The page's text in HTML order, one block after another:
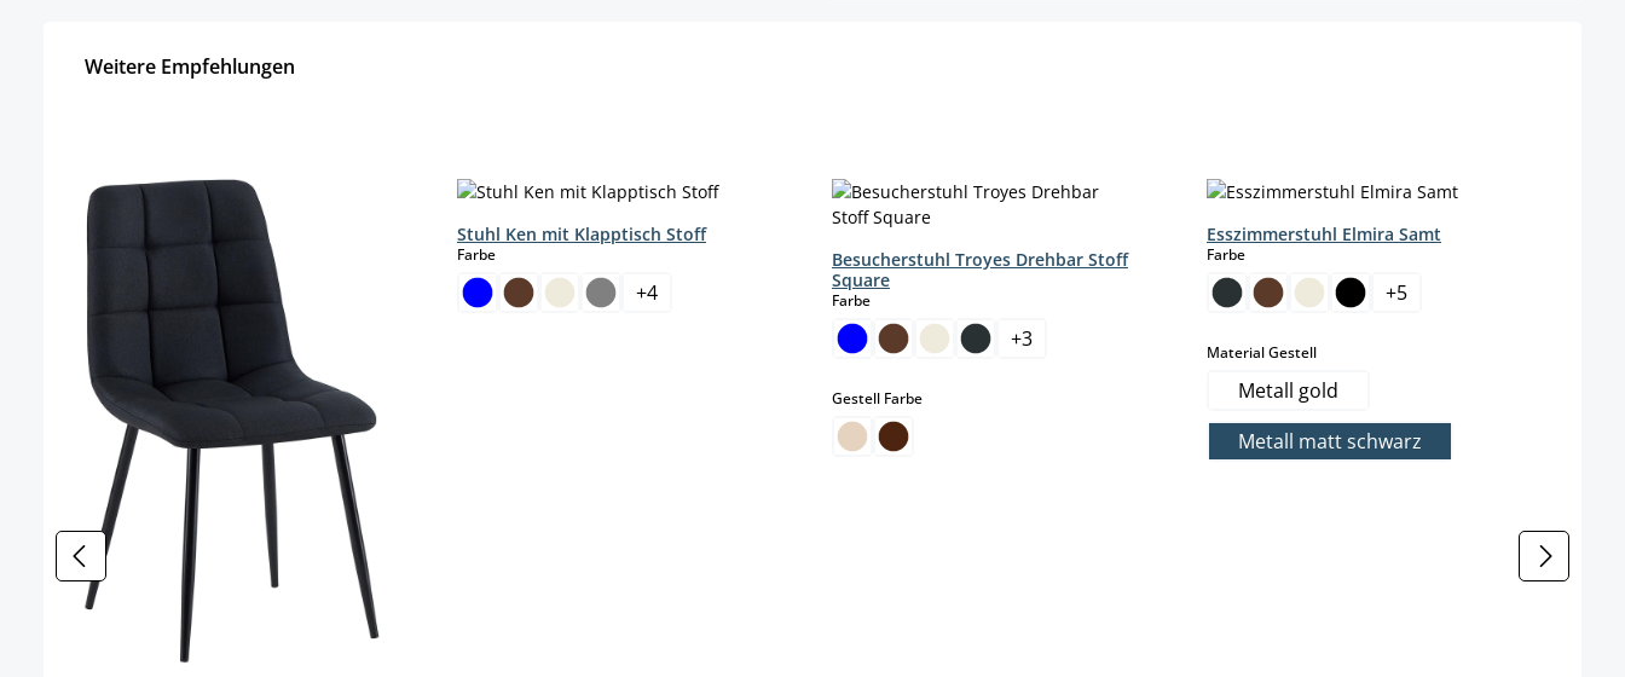
Weitere Empfehlungen
Stuhl Ken mit Klapptisch Stoff
Farbeauswählen
+4
Besucherstuhl Troyes Drehbar Stoff
Square
Farbeauswählen
+3
Gestell Farbeauswählen
Esszimmerstuhl Elmira Samt
Farbeauswählen
+5
Material Gestellauswählen
Metall gold
Metall matt schwarz